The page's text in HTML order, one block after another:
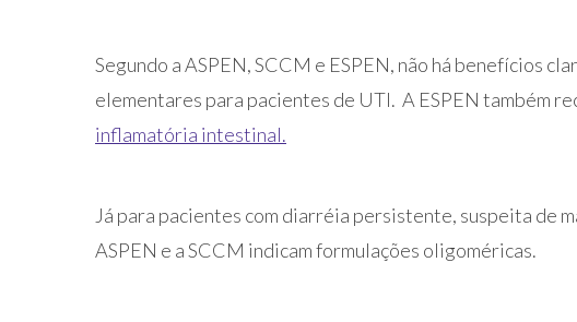
Segundo a ASPEN, SCCM e ESPEN, não há benefícios
elementares para pacientes de UTI. A ESPEN também
inflamatória intestinal.
Já para pacientes com diarréia persistente, suspeita de
ASPEN e a SCCM indicam formulações oligoméricas.